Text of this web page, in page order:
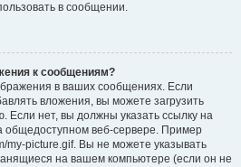
в сообщении.
к сообщениям?
в ваших сообщениях. Если
вложения, вы можете загрузить
нет, вы должны указать ссылку на
общедоступном веб-сервере. Пример
my-picture.gif. Вы не можете указывать
на вашем компьютере (если он не